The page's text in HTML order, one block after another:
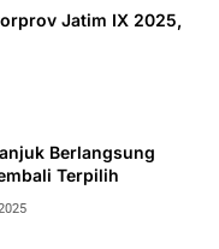
Jatim IX 2025,
Berlangsung
Terpilih